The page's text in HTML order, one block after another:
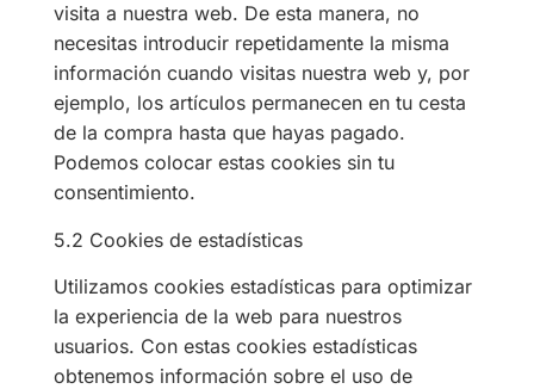
visita a nuestra web. De esta manera, no
necesitas introducir repetidamente la misma
información cuando visitas nuestra web y, por
ejemplo, los artículos permanecen en tu cesta
de la compra hasta que hayas pagado.
Podemos colocar estas cookies sin tu
consentimiento.
5.2 Cookies de estadísticas
Utilizamos cookies estadísticas para optimizar
la experiencia de la web para nuestros
usuarios. Con estas cookies estadísticas
obtenemos información sobre el uso de